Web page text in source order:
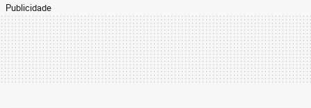
Publicidade